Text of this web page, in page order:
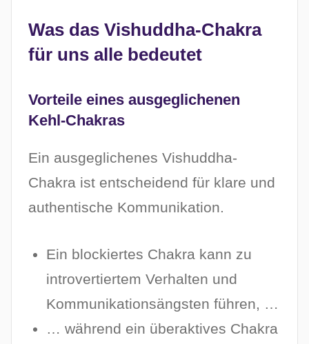
Was das Vishuddha-Chakra
für uns alle bedeutet
Vorteile eines ausgeglichenen
Kehl-Chakras
Ein ausgeglichenes Vishuddha-
Chakra ist entscheidend für klare und
authentische Kommunikation.
Ein blockiertes Chakra kann zu
introvertiertem Verhalten und
Kommunikationsängsten führen, …
… während ein überaktives Chakra